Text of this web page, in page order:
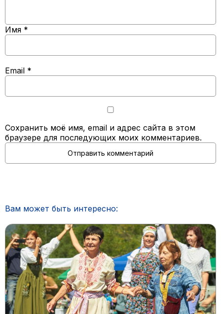
Имя *
Email *
Сохранить моё имя, email и адрес сайта в этом
браузере для последующих моих комментариев.
Вам может быть интересно: